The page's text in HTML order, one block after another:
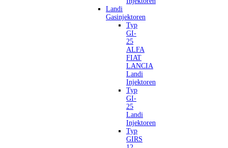
Landi
Gasinjektoren
Typ
GI-
25
ALFA
FIAT
LANCIA
Landi
Injektoren
Typ
GI-
25
Landi
Injektoren
Typ
GIRS